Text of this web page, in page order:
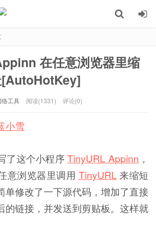
在任意浏览器里缩
络工具 阅读(1331) 评论(0)
小雪
了这个小程序TinyURL Appinn ，
意浏览器里调用 TinyURL来缩短
单修改了一下源代码，增加了直接
的链接，并发送到剪贴板。这样就